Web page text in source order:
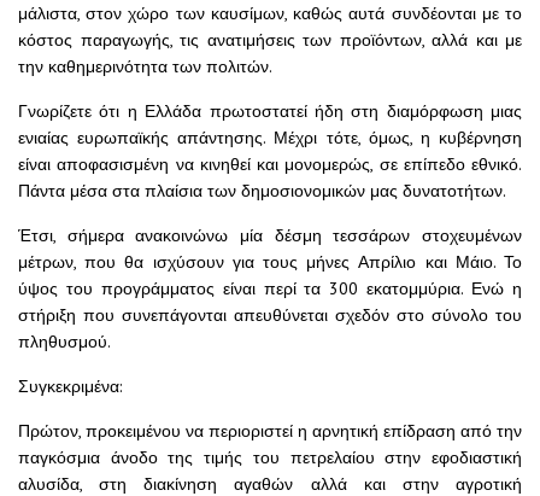
μάλιστα, στον χώρο των καυσίμων, καθώς αυτά συνδέονται με το
κόστος παραγωγής, τις ανατιμήσεις των προϊόντων, αλλά και με
την καθημερινότητα των πολιτών.
Γνωρίζετε ότι η Ελλάδα πρωτοστατεί ήδη στη διαμόρφωση μιας
ενιαίας ευρωπαϊκής απάντησης. Μέχρι τότε, όμως, η κυβέρνηση
είναι αποφασισμένη να κινηθεί και μονομερώς, σε επίπεδο εθνικό.
Πάντα μέσα στα πλαίσια των δημοσιονομικών μας δυνατοτήτων.
Έτσι, σήμερα ανακοινώνω μία δέσμη τεσσάρων στοχευμένων
μέτρων, που θα ισχύσουν για τους μήνες Απρίλιο και Μάιο. Το
ύψος του προγράμματος είναι περί τα 300 εκατομμύρια. Ενώ η
στήριξη που συνεπάγονται απευθύνεται σχεδόν στο σύνολο του
πληθυσμού.
Συγκεκριμένα:
Πρώτον, προκειμένου να περιοριστεί η αρνητική επίδραση από την
παγκόσμια άνοδο της τιμής του πετρελαίου στην εφοδιαστική
αλυσίδα, στη διακίνηση αγαθών αλλά και στην αγροτική